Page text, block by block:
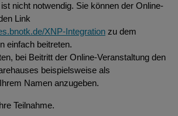
nicht notwendig. Sie können der Online-
Link
XNP-Integration zu dem
einfach beitreten.
bei Beitritt der Online-Veranstaltung den
beispielsweise als
Namen anzugeben.
Teilnahme.